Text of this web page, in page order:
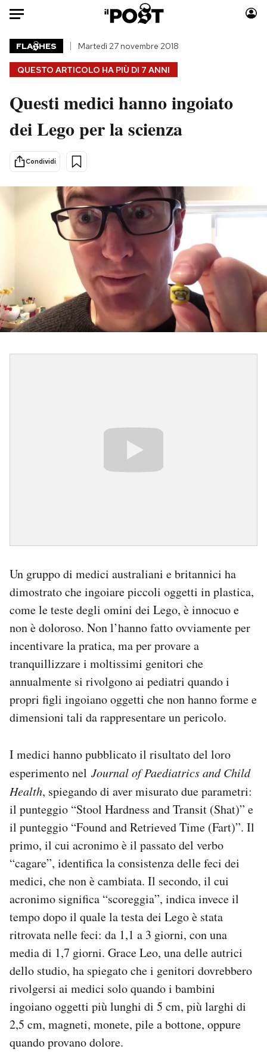
Auto
HOME
Italia
Politica
Tecnologia
Internet
Scienza
Cultura
Economia
Moda
Consumismi
Media
Europa
Altrecose
Mondiali calcio 2026
NEWSLETTER
Notifiche mobile
Hai bisogno di aiuto?
Esci
QUESTO ARTICOLO HA PIÙ DI 7 ANNI
FLA HES Martedì 27 novembre 2018
Questi medici hanno ingoiato
dei Lego per la scienza
Condividi
Un gruppo di medici australiani e britannici ha
dimostrato che ingoiare piccoli oggetti in plastica,
come le teste degli omini dei Lego, è innocuo e
non è doloroso. Non l’hanno fatto ovviamente per
incentivare la pratica, ma per provare a
tranquillizzare i moltissimi genitori che
annualmente si rivolgono ai pediatri quando i
propri figli ingoiano oggetti che non hanno forme e
dimensioni tali da rappresentare un pericolo.
I medici hanno pubblicato il risultato del loro
esperimento nel Journal of Paediatrics and Child
Health, spiegando di aver misurato due parametri:
il punteggio “Stool Hardness and Transit (Shat)” e
il punteggio “Found and Retrieved Time (Fart)”. Il
primo, il cui acronimo è il passato del verbo
“cagare”, identifica la consistenza delle feci dei
medici, che non è cambiata. Il secondo, il cui
acronimo significa “scoreggia”, indica invece il
tempo dopo il quale la testa dei Lego è stata
ritrovata nelle feci: da 1,1 a 3 giorni, con una
media di 1,7 giorni. Grace Leo, una delle autrici
dello studio, ha spiegato che i genitori dovrebbero
rivolgersi ai medici solo quando i bambini
ingoiano oggetti più lunghi di 5 cm, più larghi di
2,5 cm, magneti, monete, pile a bottone, oppure
quando provano dolore.